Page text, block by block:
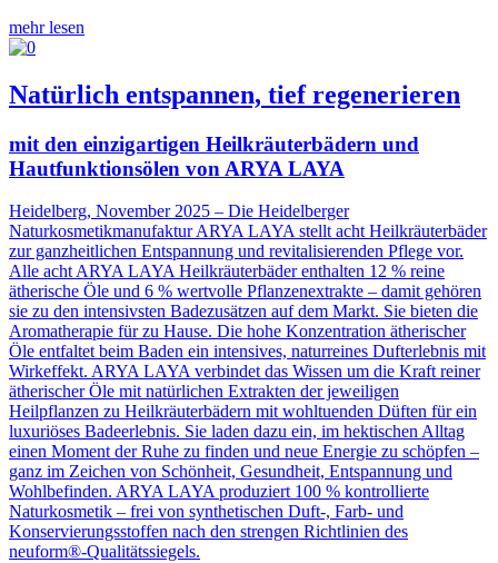
mehr lesen
Natürlich entspannen, tief regenerieren
mit den einzigartigen Heilkräuterbädern und
Hautfunktionsölen von ARYA LAYA
Heidelberg, November 2025 – Die Heidelberger
Naturkosmetikmanufaktur ARYA LAYA stellt acht Heilkräuterbäder
zur ganzheitlichen Entspannung und revitalisierenden Pflege vor.
Alle acht ARYA LAYA Heilkräuterbäder enthalten 12 % reine
ätherische Öle und 6 % wertvolle Pflanzenextrakte – damit gehören
sie zu den intensivsten Badezusätzen auf dem Markt. Sie bieten die
Aromatherapie für zu Hause. Die hohe Konzentration ätherischer
Öle entfaltet beim Baden ein intensives, naturreines Dufterlebnis mit
Wirkeffekt. ARYA LAYA verbindet das Wissen um die Kraft reiner
ätherischer Öle mit natürlichen Extrakten der jeweiligen
Heilpflanzen zu Heilkräuterbädern mit wohltuenden Düften für ein
luxuriöses Badeerlebnis. Sie laden dazu ein, im hektischen Alltag
einen Moment der Ruhe zu finden und neue Energie zu schöpfen –
ganz im Zeichen von Schönheit, Gesundheit, Entspannung und
Wohlbefinden. ARYA LAYA produziert 100 % kontrollierte
Naturkosmetik – frei von synthetischen Duft-, Farb- und
Konservierungsstoffen nach den strengen Richtlinien des
neuform®-Qualitätssiegels.